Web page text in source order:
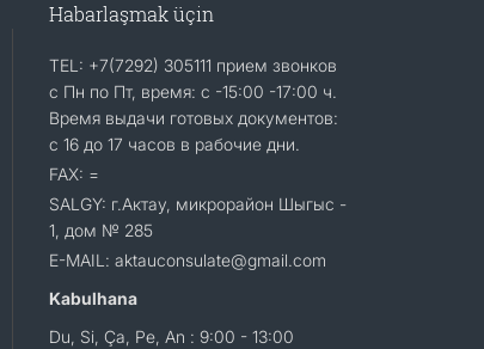
Habarlaşmak üçin
TEL: +7(7292) 305111 прием звонков
с Пн по Пт, время: с -15:00 -17:00 ч.
Время выдачи готовых документов:
с 16 до 17 часов в рабочие дни.
FAX: =
SALGY: г.Актау, микрорайон Шыгыс -
1, дом № 285
E-MAIL: aktauconsulate@gmail.com
Kabulhana
Du, Si, Ça, Pe, An : 9:00 - 13:00